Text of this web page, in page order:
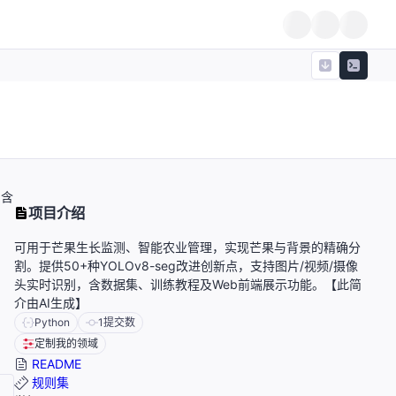
项目介绍
可用于芒果生长监测、智能农业管理，实现芒果与背景的精确分
割。提供50+种YOLOv8-seg改进创新点，支持图片/视频/摄像
头实时识别，含数据集、训练教程及Web前端展示功能。【此简
介由AI生成】
Python 1提交数
定制我的领域
README
规则集